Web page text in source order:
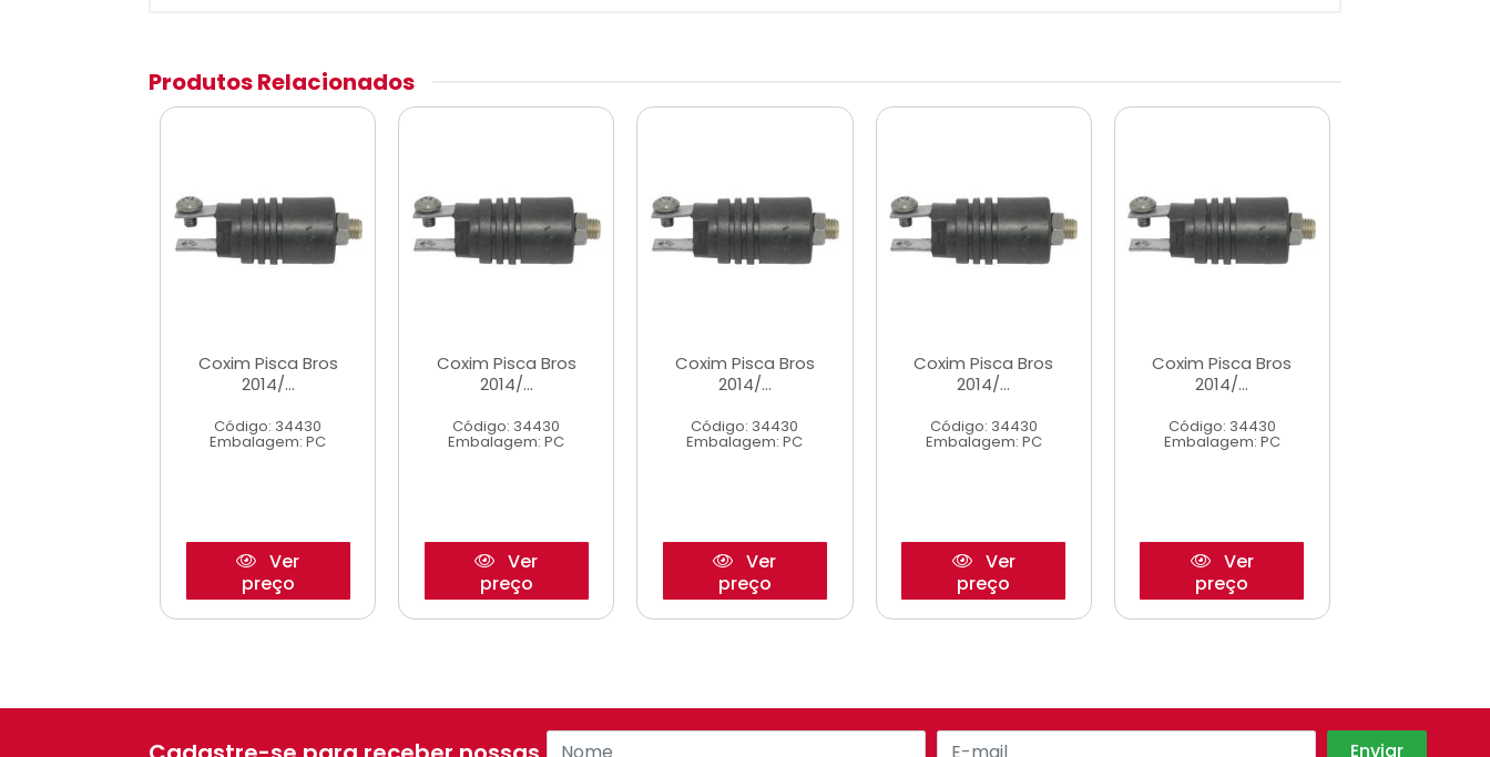
Produtos Relacionados
Coxim Pisca Bros
2014/...
Código: 34430
Embalagem: PC
Ver
preço
Coxim Pisca Bros
2014/...
Código: 34430
Embalagem: PC
Ver
preço
Coxim Pisca Bros
2014/...
Código: 34430
Embalagem: PC
Ver
preço
Coxim Pisca Bros
2014/...
Código: 34430
Embalagem: PC
Ver
preço
Coxim Pisca Bros
2014/...
Código: 34430
Embalagem: PC
Ver
preço